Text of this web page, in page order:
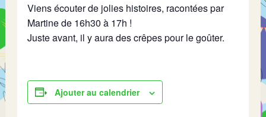
Viens écouter de jolies histoires, racontées par
Martine de 16h30 à 17h !
Juste avant, il y aura des crêpes pour le goûter.
Ajouter au calendrier